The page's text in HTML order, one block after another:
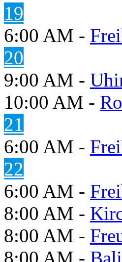
19
6:00 AM -
20
9:00 AM -
10:00 AM -
21
6:00 AM -
22
6:00 AM -
8:00 AM -
8:00 AM -
8:00 AM -